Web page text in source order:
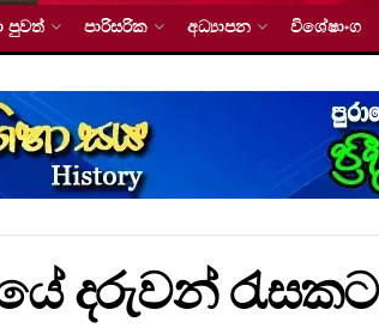
පුවත් පාරිසරික අධ්‍යාපන විශේෂාංග
දරුවන් රැසකට